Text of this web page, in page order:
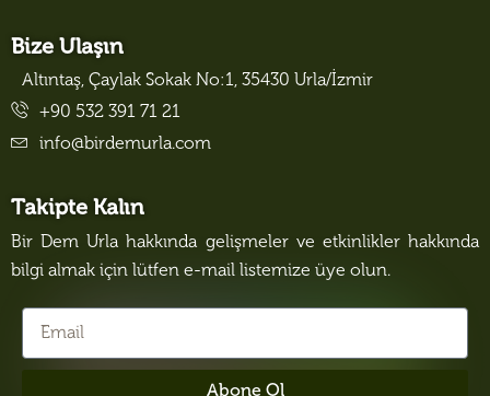
Bize Ulaşın
Altıntaş, Çaylak Sokak No:1, 35430 Urla/İzmir
+90 532 391 71 21
info@birdemurla.com
Takipte Kalın
Bir Dem Urla hakkında gelişmeler ve etkinlikler hakkında
bilgi almak için lütfen e-mail listemize üye olun.
Abone Ol